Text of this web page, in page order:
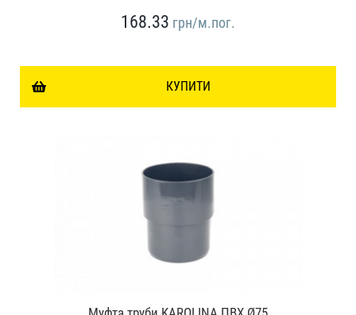
168.33 грн/м.пог.
КУПИТИ